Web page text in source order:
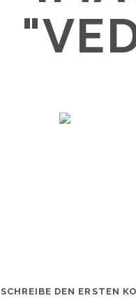
SCHREIBE DEN ERSTEN